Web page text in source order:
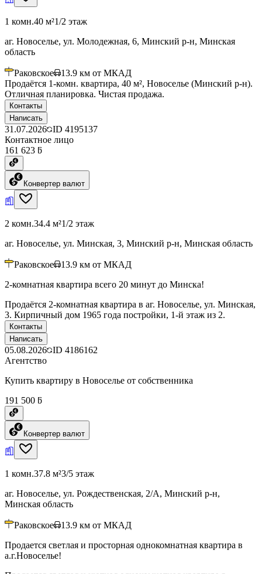
1 комн.40 м²1/2 этаж
аг. Новоселье, ул. Молодежная, 6, Минский р-н, Минская
область
Раковское 13.9 км от МКАД
Продаётся 1-комн. квартира, 40 м², Новоселье (Минский р-н).
Отличная планировка. Чистая продажа.
Контакты
Написать
31.07.2026 ID 4195137
Контактное лицо
161 623 ƃ
Конвертер валют
2 комн.34.4 м²1/2 этаж
аг. Новоселье, ул. Минская, 3, Минский р-н, Минская область
Раковское 13.9 км от МКАД
2-комнатная квартира всего 20 минут до Минска!
Продаётся 2-комнатная квартира в аг. Новоселье, ул. Минская,
3. Кирпичный дом 1965 года постройки, 1-й этаж из 2.
Контакты
Написать
05.08.2026 ID 4186162
Агентство
Купить квартиру в Новоселье от собственника
191 500 ƃ
Конвертер валют
1 комн.37.8 м²3/5 этаж
аг. Новоселье, ул. Рождественская, 2/А, Минский р-н,
Минская область
Раковское 13.9 км от МКАД
Продается светлая и просторная однокомнатная квартира в
а.г.Новоселье!